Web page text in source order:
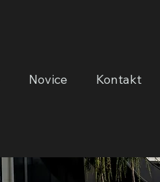
Novice Kontakt